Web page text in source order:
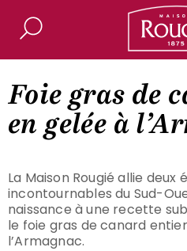
Maison
Rechercher
Foie gras de
en gelée à
La Maison Rougié allie deux
incontournables du Sud-
naissance à une recette
le foie gras de canard
l’Armagnac.